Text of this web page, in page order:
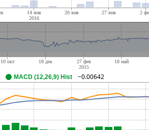
MACD (12,26,9) Hist −0.00642